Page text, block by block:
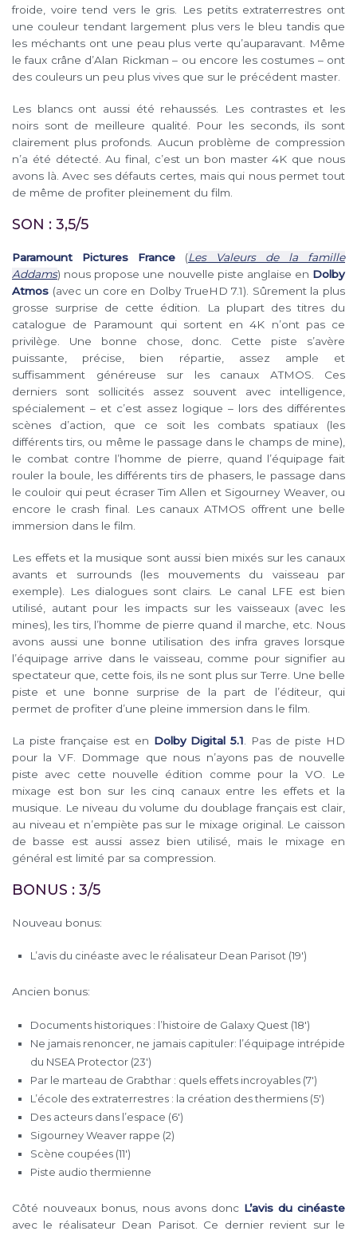
froide, voire tend vers le gris. Les petits extraterrestres ont
une couleur tendant largement plus vers le bleu tandis que
les méchants ont une peau plus verte qu’auparavant. Même
le faux crâne d’Alan Rickman – ou encore les costumes – ont
des couleurs un peu plus vives que sur le précédent master.
Les blancs ont aussi été rehaussés. Les contrastes et les
noirs sont de meilleure qualité. Pour les seconds, ils sont
clairement plus profonds. Aucun problème de compression
n’a été détecté. Au final, c’est un bon master 4K que nous
avons là. Avec ses défauts certes, mais qui nous permet tout
de même de profiter pleinement du film.
SON : 3,5/5
Paramount Pictures France (Les Valeurs de la famille
Addams) nous propose une nouvelle piste anglaise en Dolby
Atmos (avec un core en Dolby TrueHD 7.1). Sûrement la plus
grosse surprise de cette édition. La plupart des titres du
catalogue de Paramount qui sortent en 4K n’ont pas ce
privilège. Une bonne chose, donc. Cette piste s’avère
puissante, précise, bien répartie, assez ample et
suffisamment généreuse sur les canaux ATMOS. Ces
derniers sont sollicités assez souvent avec intelligence,
spécialement – et c’est assez logique – lors des différentes
scènes d’action, que ce soit les combats spatiaux (les
différents tirs, ou même le passage dans le champs de mine),
le combat contre l’homme de pierre, quand l’équipage fait
rouler la boule, les différents tirs de phasers, le passage dans
le couloir qui peut écraser Tim Allen et Sigourney Weaver, ou
encore le crash final. Les canaux ATMOS offrent une belle
immersion dans le film.
Les effets et la musique sont aussi bien mixés sur les canaux
avants et surrounds (les mouvements du vaisseau par
exemple). Les dialogues sont clairs. Le canal LFE est bien
utilisé, autant pour les impacts sur les vaisseaux (avec les
mines), les tirs, l’homme de pierre quand il marche, etc. Nous
avons aussi une bonne utilisation des infra graves lorsque
l’équipage arrive dans le vaisseau, comme pour signifier au
spectateur que, cette fois, ils ne sont plus sur Terre. Une belle
piste et une bonne surprise de la part de l’éditeur, qui
permet de profiter d’une pleine immersion dans le film.
La piste française est en Dolby Digital 5.1 . Pas de piste HD
pour la VF. Dommage que nous n’ayons pas de nouvelle
piste avec cette nouvelle édition comme pour la VO. Le
mixage est bon sur les cinq canaux entre les effets et la
musique. Le niveau du volume du doublage français est clair,
au niveau et n’empiète pas sur le mixage original. Le caisson
de basse est aussi assez bien utilisé, mais le mixage en
général est limité par sa compression.
BONUS : 3/5
Nouveau bonus:
L’avis du cinéaste avec le réalisateur Dean Parisot (19′)
Ancien bonus:
Documents historiques : l’histoire de Galaxy Quest (18′)
Ne jamais renoncer, ne jamais capituler: l’équipage intrépide
du NSEA Protector (23′)
Par le marteau de Grabthar : quels effets incroyables (7′)
L’école des extraterrestres : la création des thermiens (5′)
Des acteurs dans l’espace (6′)
Sigourney Weaver rappe (2)
Scène coupées (11′)
Piste audio thermienne
Côté nouveaux bonus, nous avons donc L’avis du cinéaste
avec le réalisateur Dean Parisot. Ce dernier revient sur le